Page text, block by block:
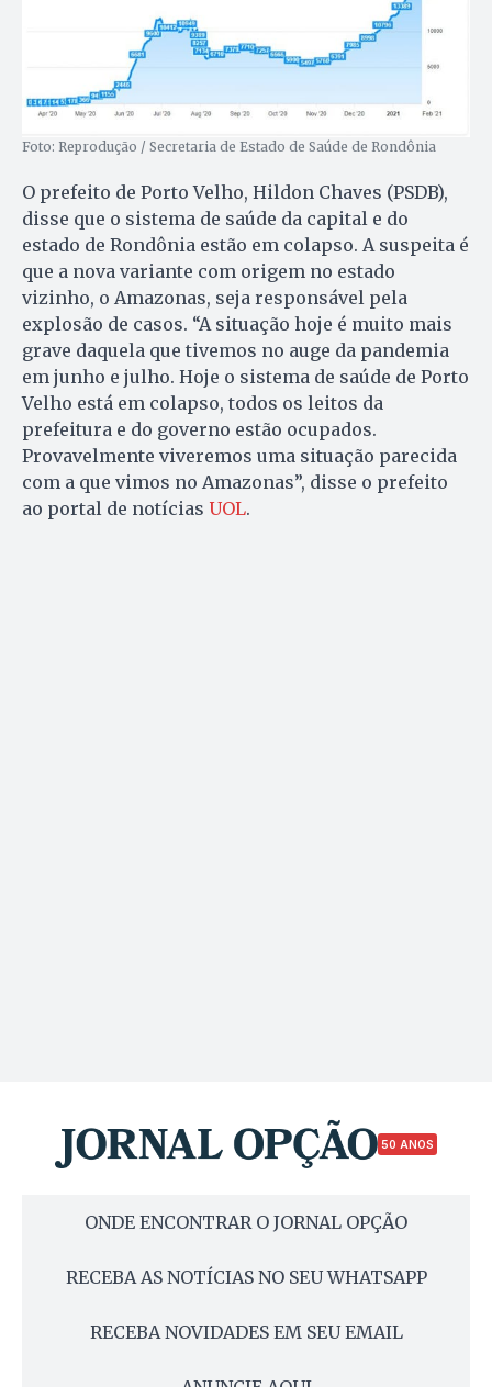
Foto: Reprodução / Secretaria de Estado de Saúde de Rondônia
O prefeito de Porto Velho, Hildon Chaves (PSDB),
disse que o sistema de saúde da capital e do
estado de Rondônia estão em colapso. A suspeita é
que a nova variante com origem no estado
vizinho, o Amazonas, seja responsável pela
explosão de casos. “A situação hoje é muito mais
grave daquela que tivemos no auge da pandemia
em junho e julho. Hoje o sistema de saúde de Porto
Velho está em colapso, todos os leitos da
prefeitura e do governo estão ocupados.
Provavelmente viveremos uma situação parecida
com a que vimos no Amazonas”, disse o prefeito
ao portal de notícias UOL.
50 ANOS
ONDE ENCONTRAR O JORNAL OPÇÃO
RECEBA AS NOTÍCIAS NO SEU WHATSAPP
RECEBA NOVIDADES EM SEU EMAIL